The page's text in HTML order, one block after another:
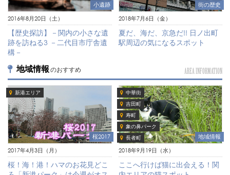
小遺跡
2016年8月20日（土）
【歴史探訪】－関内の小さな遺
跡を訪ねる3 －二代目市庁舎遺
構－
街の歴史
2018年7月6日（金）
夏だ、海だ、京急だ!! 日ノ出町
駅周辺の気になるスポット
地域情報 のおすすめ AREA INFORMATION
新港エリア
桜2017
2017年4月3日（月）
桜！海！港！ハマのお花見どこ
中華街
吉田町
寿町
象の鼻パーク
長者町
地域情報
2018年9月19日（水）
ここへ行けば猫に出会える！関